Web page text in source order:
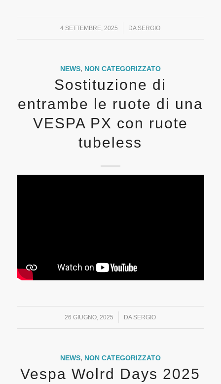
4 SETTEMBRE, 2025
/ DA SERGIO
NEWS, NON CATEGORIZZATO
Sostituzione di
entrambe le ruote di una
VESPA PX con ruote
tubeless
26 GIUGNO, 2025
/ DA SERGIO
NEWS, NON CATEGORIZZATO
Vespa Wolrd Days 2025